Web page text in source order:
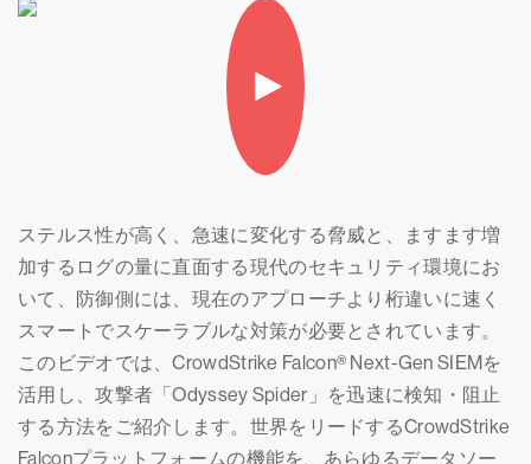
ステルス性が高く、急速に変化する脅威と、ますます増
加するログの量に直面する現代のセキュリティ環境にお
いて、防御側には、現在のアプローチより桁違いに速く
スマートでスケーラブルな対策が必要とされています。
このビデオでは、CrowdStrike Falcon®︎ Next-Gen SIEMを
活用し、攻撃者「Odyssey Spider」を迅速に検知・阻止
する方法をご紹介します。世界をリードするCrowdStrike
Falconプラットフォームの機能を、あらゆるデータソー